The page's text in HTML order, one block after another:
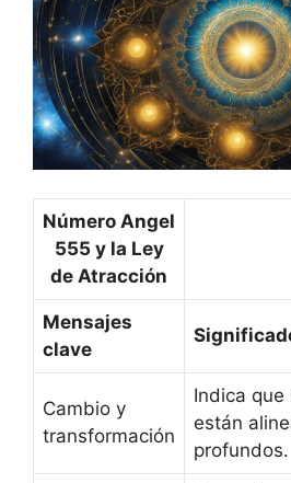
Número Angel
555 y la Ley
de Atracción
Mensajes
clave
Cambio y
transformación
Indica
están
profundos.